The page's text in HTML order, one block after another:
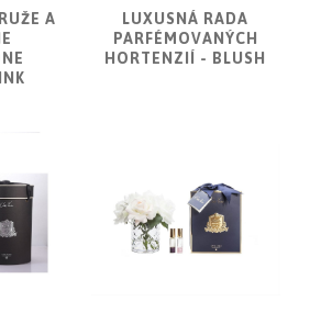
A
LUXUSNÁ RADA
PARFÉMOVANÝCH
HORTENZIÍ - BLUSH